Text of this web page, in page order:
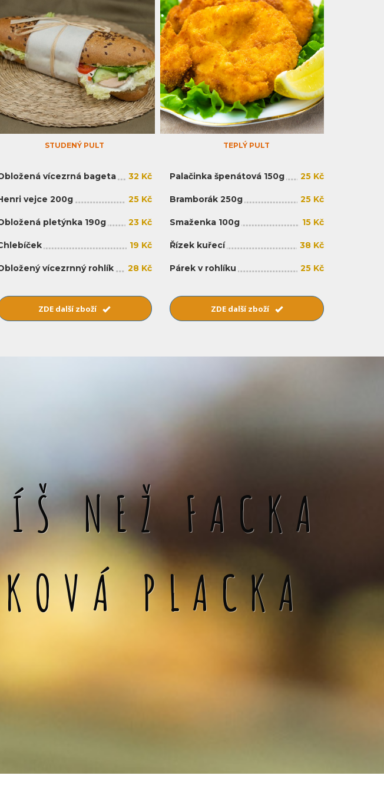
STUDENÝ PULT
vícezrná bageta 32 Kč
vejce 200g 25 Kč
pletýnka 190g 23 Kč
19 Kč
vícezrnný rohlík 28 Kč
ZDE další zboží
TEPLÝ PULT
Palačinka špenátová 150g 25 Kč
Bramborák 250g 25 Kč
Smaženka 100g 15 Kč
Řízek kuřecí 38 Kč
Párek v rohlíku 25 Kč
ZDE další zboží
NEŽ FACKA
PLACKA